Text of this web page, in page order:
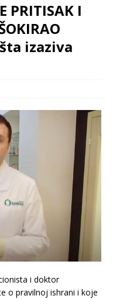
PRITISAK I
izaziva
i doktor
o pravilnoj ishrani i koje